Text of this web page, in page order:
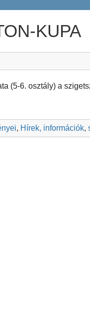
KUPA
(5-6. osztály) a
, Hírek, információk,